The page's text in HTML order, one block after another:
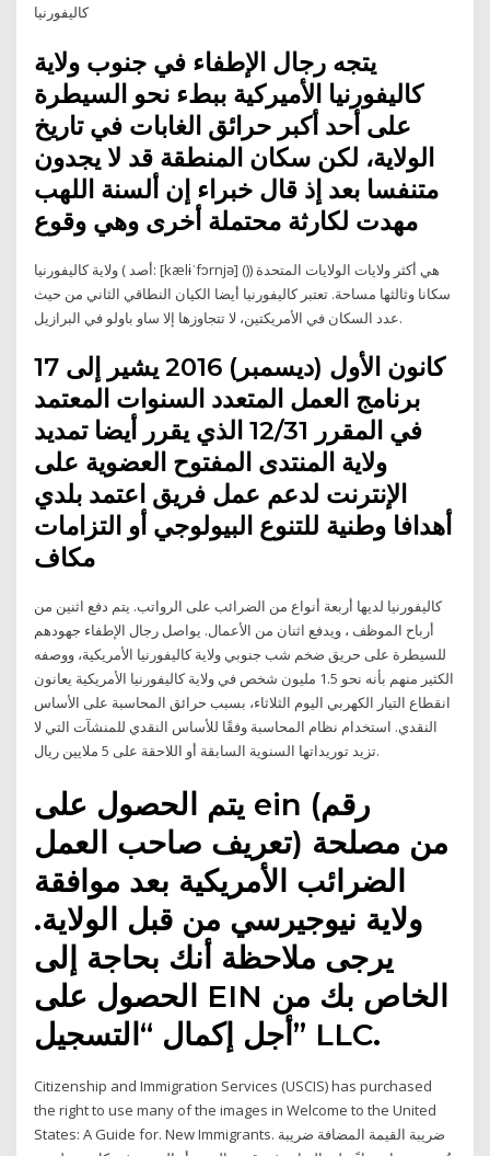
كاليفورنيا
يتجه رجال الإطفاء في جنوب ولاية
كاليفورنيا الأميركية ببطء نحو السيطرة
على أحد أكبر حرائق الغابات في تاريخ
الولاية، لكن سكان المنطقة قد لا يجدون
متنفسا بعد إذ قال خبراء إن ألسنة اللهب
مهدت لكارثة محتملة أخرى وهي وقوع
ولاية كاليفورنيا ( أصد: [kælɨˈfɔrnjə] ()) هي أكثر ولايات الولايات المتحدة
سكانا وثالثها مساحة. تعتبر كاليفورنيا أيضا الكيان النطاقي الثاني من حيث
عدد السكان في الأمريكتين، لا تتجاوزها إلا ساو باولو في البرازيل.
17 كانون الأول (ديسمبر) 2016 يشير إلى
برنامج العمل المتعدد السنوات المعتمد
في المقرر 12/31 الذي يقرر أيضا تمديد
ولاية المنتدى المفتوح العضوية على
الإنترنت لدعم عمل فريق اعتمد بلدي
أهدافا وطنية للتنوع البيولوجي أو التزامات
مكاف
كاليفورنيا لديها أربعة أنواع من الضرائب على الرواتب. يتم دفع اثنين من
أرباح الموظف ، ويدفع اثنان من الأعمال. يواصل رجال الإطفاء جهودهم
للسيطرة على حريق ضخم شب جنوبي ولاية كاليفورنيا الأمريكية، ووصفه
الكثير منهم بأنه نحو 1.5 مليون شخص في ولاية كاليفورنيا الأمريكية يعانون
انقطاع التيار الكهربي اليوم الثلاثاء، بسبب حرائق المحاسبة على الأساس
النقدي. استخدام نظام المحاسبة وفقًا للأساس النقدي للمنشآت التي لا
تزيد توريداتها السنوية السابقة أو اللاحقة على 5 ملايين ريال.
يتم الحصول على ein (رقم
تعريف صاحب العمل) من مصلحة
الضرائب الأمريكية بعد موافقة
ولاية نيوجيرسي من قبل الولاية.
يرجى ملاحظة أنك بحاجة إلى
الحصول على EIN الخاص بك من
أجل إكمال “التسجيل” LLC.
Citizenship and Immigration Services (USCIS) has purchased
the right to use many of the images in Welcome to the United
States: A Guide for. New Immigrants. ضريبة القيمة المضافة ضريبة